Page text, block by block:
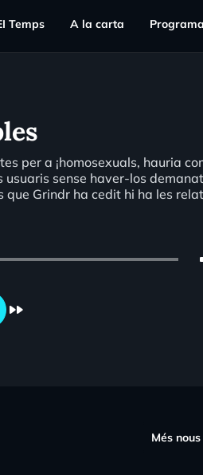
Temps A la carta
per a ¡homosexuals, hauria
usuaris sense haver-los
que Grindr ha cedit hi ha les
va ser l'última vegada que es
el tema de l'Apunt de la Viviana
fast_forward
Més nous